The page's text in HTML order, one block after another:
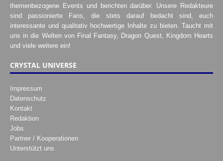
themenbezogene Events und berichten darüber. Unsere Redakteure
sind passionierte Fans, die stets darauf bedacht sind, euch
interessante und qualitativ hochwertige Inhalte zu bieten. Taucht mit
uns in die Welten von Final Fantasy, Dragon Quest, Kingdom Hearts
und viele weitere ein!
CRYSTAL UNIVERSE
Impressum
Datenschutz
Kontakt
Redaktion
Jobs
Partner / Kooperationen
Unterstützt uns